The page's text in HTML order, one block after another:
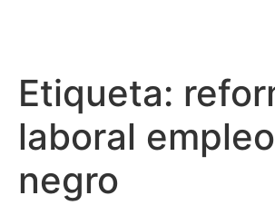
Etiqueta:
laboral
negro